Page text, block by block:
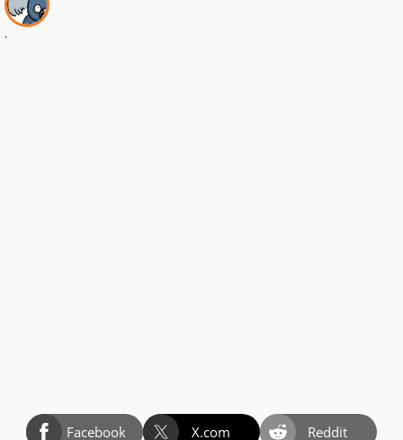
.
Facebook X.com
Reddit